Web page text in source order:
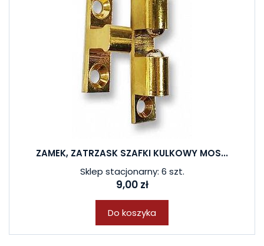
ZAMEK, ZATRZASK SZAFKI KULKOWY MOS...
Sklep stacjonarny: 6 szt.
9,00 zł
Do koszyka